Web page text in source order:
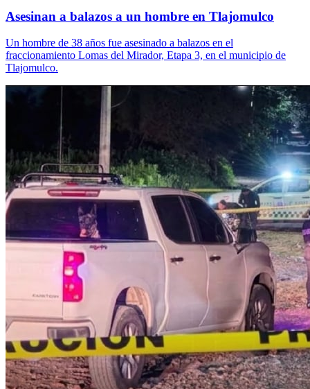
Asesinan a balazos a un hombre en Tlajomulco
Un hombre de 38 años fue asesinado a balazos en el
fraccionamiento Lomas del Mirador, Etapa 3, en el municipio de
Tlajomulco.